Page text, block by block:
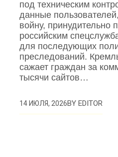
под техническим
данные
войну, принудительно
российским
для последующих
преследований.
сажает граждан за
тысячи сайтов…
14 ИЮЛЯ, 2026BYEDITOR